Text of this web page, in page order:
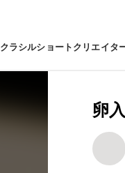
クラシルショートクリエイタ
卵